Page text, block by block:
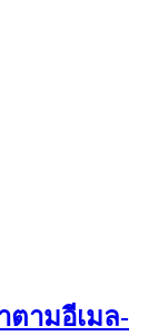
ตามอีเมล-